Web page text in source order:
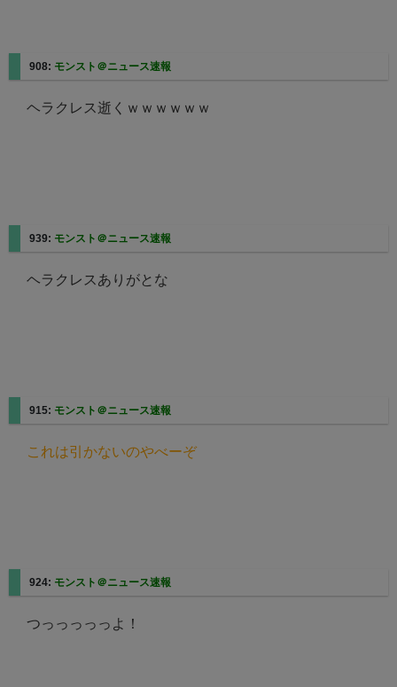
908: モンスト＠ニュース速報
ヘラクレス逝くｗｗｗｗｗｗ
939: モンスト＠ニュース速報
ヘラクレスありがとな
915: モンスト＠ニュース速報
これは引かないのやべーぞ
924: モンスト＠ニュース速報
つっっっっっよ！